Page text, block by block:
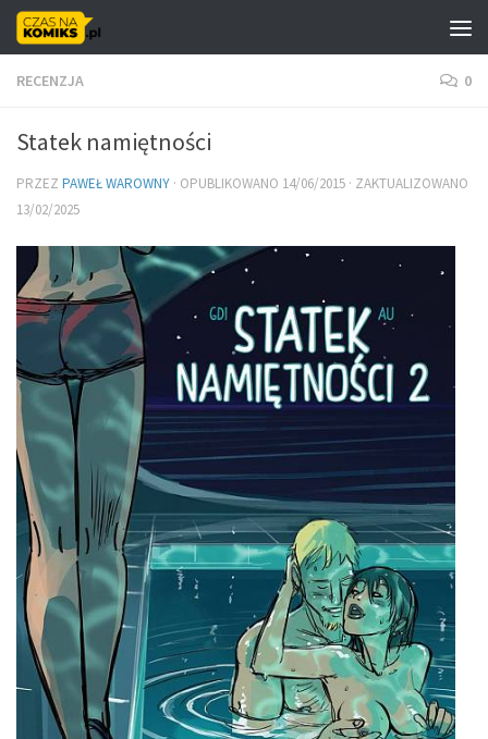
Skip to content
RECENZJA 0
Statek namiętności
PRZEZ PAWEŁ WAROWNY · OPUBLIKOWANO 14/06/2015 · ZAKTUALIZOWANO
13/02/2025